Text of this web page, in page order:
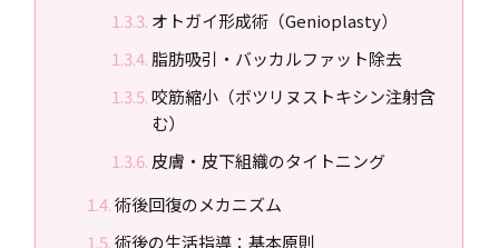
オトガイ形成術（Genioplasty）
脂肪吸引・バッカルファット除去
咬筋縮小（ボツリヌストキシン注射含
む）
皮膚・皮下組織のタイトニング
術後回復のメカニズム
術後の生活指導：基本原則